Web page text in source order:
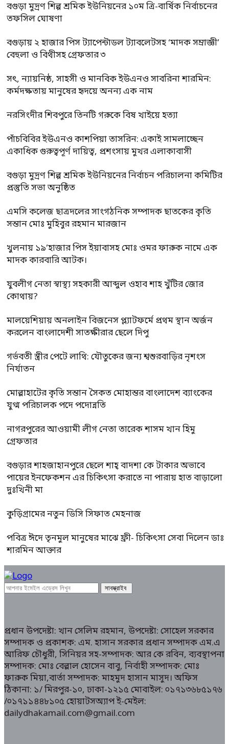
বগুড়া মুদ্রণ শিল্প শ্রমিক ইউনিয়নের ১০ম ত্রি-বার্ষিক নির্বাচনের
তফসিল ঘোষণা
বগুড়ায় ২ হাজার পিস ট্যাপেন্টাডল ট্যাবলেটসহ ‘মাদক সম্রাজ্ঞী’
বেহুলা ও বিথীসহ গ্রেফতার ৩
সৎ, ন্যায়নিষ্ঠ, সাহসী ও মানবিক ইউএনও সাবরিনা শারমিন:
কর্মদক্ষতায় মানুষের হৃদয়ে অনন্য এক নাম
নরসিংদীর শিবপুরে তিনটি গরুকে বিষ খাইয়ে হত্যা
পাঁচবিবির ইউএনও কাশপিয়া তাসরিন: একাই সামলাচ্ছেন
একাধিক গুরুত্বপূর্ণ দায়িত্ব, প্রশংসায় মুখর এলাকাবাসী
বগুড়া মুদ্রণ শিল্প শ্রমিক ইউনিয়নের নির্বাচন পরিচালনা কমিটির
প্রস্তুতি সভা অনুষ্ঠিত
এমসি কলেজ ছাত্রদলের সাংগঠনিক সম্পাদক ছাতকের কৃতি
সন্তান মোঃ মুহিবুর রহমান মারজান
খুলনায় ১৯’হাজার পিস ইয়াবাসহ মোঃ ওমর ফারুক নামে এক
মাদক কারবারি আটক।
যুবলীগ নেতা স্বাস্থ্য সহকারী আব্দুল ওহাব শাহ খুঁটির জোর
কোথায়?
মালয়েশিয়ায় অনলাইন বিজনেস প্ল্যাটফর্মে প্রথম স্থান অর্জন
করলেন বাংলাদেশী সাতক্ষীরার ছেলে দিপু
গর্ভবতী স্ত্রীর পেটে লাথি: যৌতুকের জন্য শ্বশুরবাড়ির নৃশংস
নির্যাতন
মোল্লাহাটের কৃতি সন্তান সৈকত মোহান্তর বাংলাদেশ ব্যাংকের
যুগ্ম পরিচালক পদে পদোন্নতি
নাগরপুরের আওয়ামী লীগ নেতা তারেক শাসম খান হিমু
গ্রেফতার
বগুড়ার শাহজাহানপুরে ছেলে শাহ্ বাদশা কে টাকার অভাবে
পায়ের ইনফেকশন এর চিকিৎসা করাতে না পারায় হাত বাড়ালো
দুঃখিনী মা
কুড়িগ্রামের নতুন ডিসি সিফাত মেহনাজ
পবিত্র ঈদে তৃনমুল মানুষের মাঝে ফ্রী- চিকিৎসা সেবা দিলেন ডাঃ
শারমিন আক্তার
প্রধান উপদেষ্টা: খান সেলিম রহমান, উপদেষ্টা: সোহেল সরকার
সম্পাদক ও প্রকাশক: এম. হাসান সরকার প্রধান সম্পাদক এম.এ
আরিফ চৌধুরী, সিনিয়র সহ-সম্পাদক: আর কে রবিন, ব্যবস্থাপনা
সম্পাদক: মোঃ বেল্লাল হোসেন বাবু, নির্বাহী সম্পাদক: মোঃ
ফারুক মিয়া,বার্তা সম্পাদক: মাহমুদ হাসান মাসুদ। অফিস
ঠিকানা: ১/ মিরপুর-১০, ঢাকা-১২১৫ মোবাইল: ০১৭১৩৬৮৫১৭৬
/০১৭১১৪৪৮১০৫ হোয়াটসঅ্যাপ ই-মেইল:
dailydhakamail.com@gmail.com